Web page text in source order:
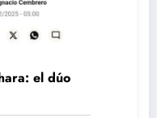
el dúo